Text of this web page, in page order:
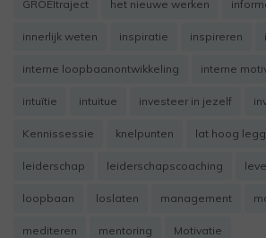
GROEItraject het nieuwe werken
innerlijk weten inspiratie inspireren
interne loopbaanontwikkeling interne
intuïtie intuitue investeer in jezelf
Kennissessie knelpunten lat hoog
leiderschap leiderschapscoaching
loopbaan loslaten management
mediteren mentoring Motivatie